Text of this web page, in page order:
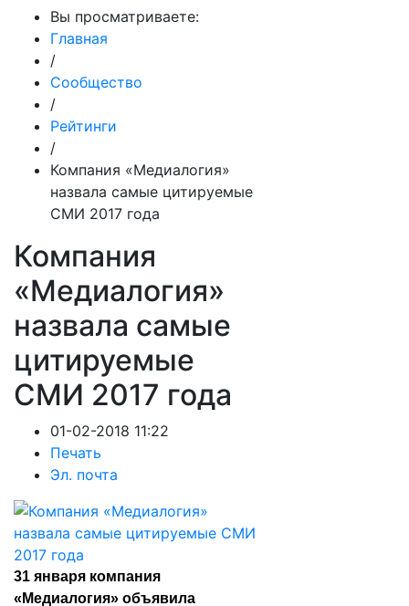
Вы просматриваете:
Главная
/
Сообщество
/
Рейтинги
/
Компания «Медиалогия»
назвала самые цитируемые
СМИ 2017 года
Компания
«Медиалогия»
назвала самые
цитируемые
СМИ 2017 года
01-02-2018 11:22
Печать
Эл. почта
31 января компания
«Медиалогия» объявила